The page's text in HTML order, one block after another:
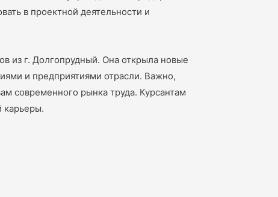
в проектной деятельности и
из г. Долгопрудный. Она открыла новые
и предприятиями отрасли. Важно,
современного рынка труда. Курсантам
карьеры.